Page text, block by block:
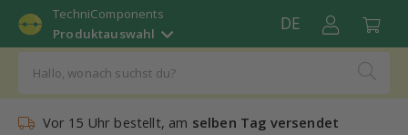
TechniComponents
Produktauswahl
DE
Vor 15 Uhr bestellt, am selben Tag versendet